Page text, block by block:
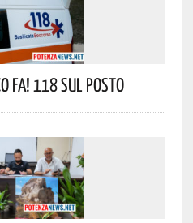
Fa! 118 Sul Posto